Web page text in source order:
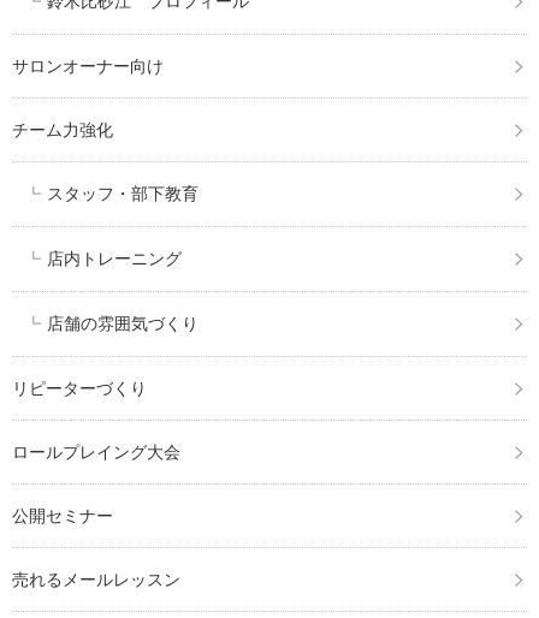
サロンオーナー向け
チーム力強化
スタッフ・部下教育
店内トレーニング
店舗の雰囲気づくり
リピーターづくり
ロールプレイング大会
公開セミナー
売れるメールレッスン